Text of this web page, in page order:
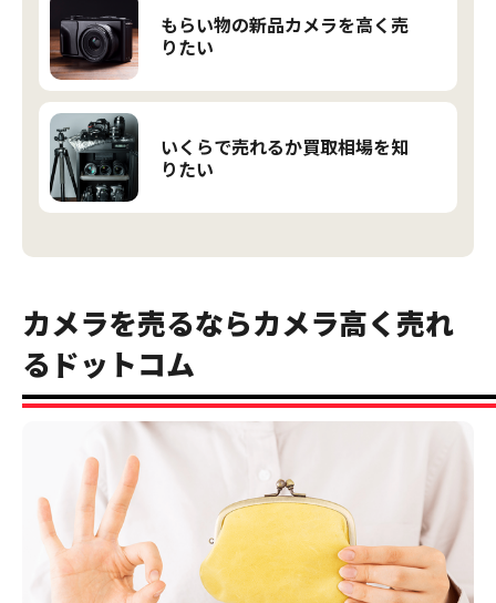
もらい物の新品カメラを高く売
りたい
いくらで売れるか買取相場を知
りたい
カメラを売るならカメラ高く売れ
るドットコム